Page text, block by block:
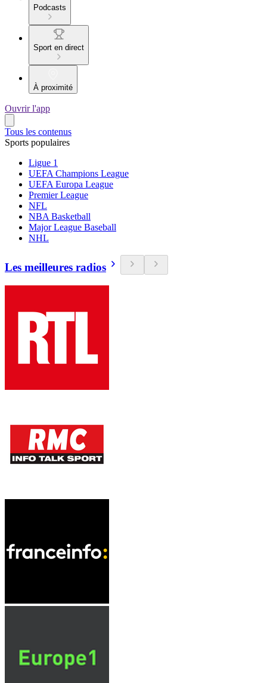
Podcasts
Sport en direct
À proximité
Ouvrir l'app
Tous les contenus
Sports populaires
Ligue 1
UEFA Champions League
UEFA Europa League
Premier League
NFL
NBA Basketball
Major League Baseball
NHL
Les meilleures radios